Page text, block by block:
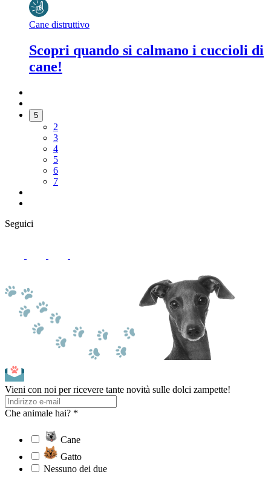
Cane distruttivo
Scopri quando si calmano i cuccioli di
cane!
5
2
3
4
5
6
7
Seguici
Vieni con noi per ricevere tante novità sulle dolci zampette!
Che animale hai? *
Cane
Gatto
Nessuno dei due